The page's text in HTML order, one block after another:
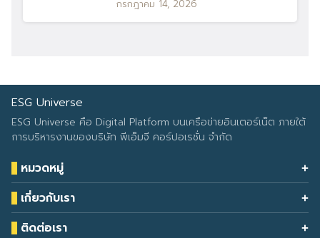
กรกฎาคม 14, 2026
ESG Universe
ESG Universe คือ Digital Platform บนเครือข่ายอินเตอร์เน็ต ภายใต้
การบริหารงานของบริษัท พีเอ็มจี คอร์ปอเรชั่น จำกัด
หมวดหมู่
Health & Wellness
Eco Icon
ESG Data
เกี่ยวกับเรา
Our Services
About Us
ติดต่อเรา